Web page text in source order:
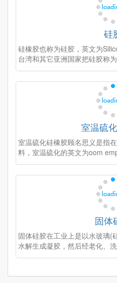
硅
硅橡胶也称为硅胶，英文为
台湾和其它亚洲国家把硅胶称
室温硫
室温硫化硅橡胶顾名思义是指
料，室温硫化的英文为oom
固体
固体硅胶在工业上是以水玻璃(
水解生成凝胶，然后经老化、